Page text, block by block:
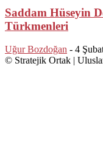
Saddam Hüseyin
Türkmenleri
Uğur Bozdoğan - 4
© Stratejik Ortak |